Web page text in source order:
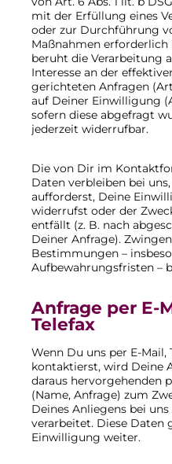
mit der Erfüllung eines
oder zur Durchführung
Maßnahmen
beruht die Verarbeitung
Interesse an der
gerichteten Anfragen
auf Deiner Einwilligung
sofern diese abgefragt
jederzeit widerrufbar.
Die von Dir im
Daten verbleiben bei
aufforderst, Deine
widerrufst oder der
entfällt (z. B. nach
Deiner Anfrage).
Bestimmungen –
Aufbewahrungsfristen –
Anfrage per E-
Telefax
Wenn Du uns per E-Mail,
kontaktierst, wird Deine
daraus hervorgehenden
(Name, Anfrage) zum
Deines Anliegens bei
verarbeitet. Diese Daten
Einwilligung weiter.